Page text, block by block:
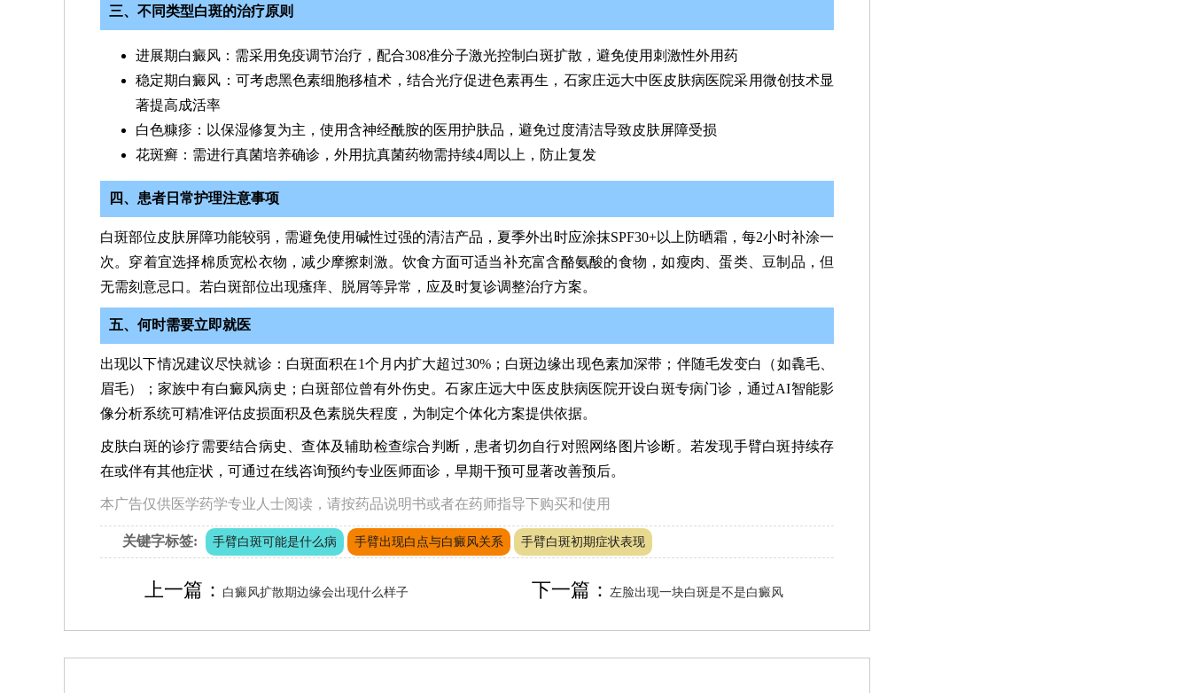
三、不同类型白斑的治疗原则
进展期白癜风：需采用免疫调节治疗，配合308准分子激光控制白斑扩散，避免使用刺激性外用药
稳定期白癜风：可考虑黑色素细胞移植术，结合光疗促进色素再生，石家庄远大中医皮肤病医院采用微创技术显
著提高成活率
白色糠疹：以保湿修复为主，使用含神经酰胺的医用护肤品，避免过度清洁导致皮肤屏障受损
花斑癣：需进行真菌培养确诊，外用抗真菌药物需持续4周以上，防止复发
四、患者日常护理注意事项
白斑部位皮肤屏障功能较弱，需避免使用碱性过强的清洁产品，夏季外出时应涂抹SPF30+以上防晒霜，每2小时补涂一
次。穿着宜选择棉质宽松衣物，减少摩擦刺激。饮食方面可适当补充富含酪氨酸的食物，如瘦肉、蛋类、豆制品，但
无需刻意忌口。若白斑部位出现瘙痒、脱屑等异常，应及时复诊调整治疗方案。
五、何时需要立即就医
出现以下情况建议尽快就诊：白斑面积在1个月内扩大超过30%；白斑边缘出现色素加深带；伴随毛发变白（如毳毛、
眉毛）；家族中有白癜风病史；白斑部位曾有外伤史。石家庄远大中医皮肤病医院开设白斑专病门诊，通过AI智能影
像分析系统可精准评估皮损面积及色素脱失程度，为制定个体化方案提供依据。
皮肤白斑的诊疗需要结合病史、查体及辅助检查综合判断，患者切勿自行对照网络图片诊断。若发现手臂白斑持续存
在或伴有其他症状，可通过在线咨询预约专业医师面诊，早期干预可显著改善预后。
本广告仅供医学药学专业人士阅读，请按药品说明书或者在药师指导下购买和使用
关键字标签: 手臂白斑可能是什么病 手臂出现白点与白癜风关系 手臂白斑初期症状表现
上一篇： 白癜风扩散期边缘会出现什么样子 下一篇： 左脸出现一块白斑是不是白癜风